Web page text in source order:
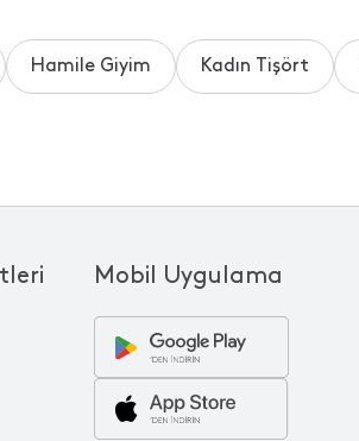
Hamile Giyim Kadın Tişört
Mobil Uygulama